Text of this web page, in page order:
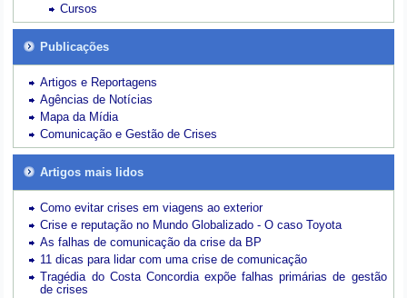
Cursos
Publicações
Artigos e Reportagens
Agências de Notícias
Mapa da Mídia
Comunicação e Gestão de Crises
Artigos mais lidos
Como evitar crises em viagens ao exterior
Crise e reputação no Mundo Globalizado - O caso Toyota
As falhas de comunicação da crise da BP
11 dicas para lidar com uma crise de comunicação
Tragédia do Costa Concordia expõe falhas primárias de gestão
de crises